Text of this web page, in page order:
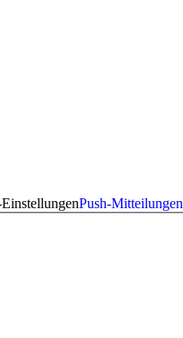
Push-Mitteilungen